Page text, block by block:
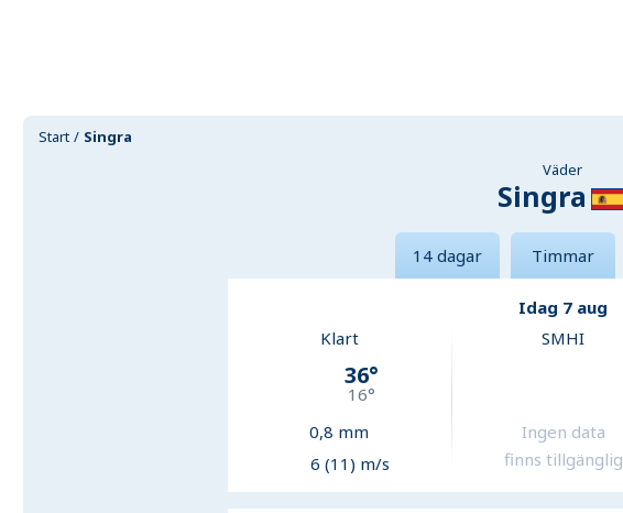
Start Singra
Väder
Singra
14 dagar Timmar
Idag 7 aug
Klart
36°
16°
0,8 mm
6 (11) m/s
SMHI
Ingen data
finns tillgänglig